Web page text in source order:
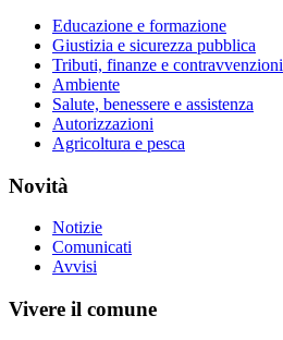
Educazione e formazione
Giustizia e sicurezza pubblica
Tributi, finanze e contravvenzioni
Ambiente
Salute, benessere e assistenza
Autorizzazioni
Agricoltura e pesca
Novità
Notizie
Comunicati
Avvisi
Vivere il comune